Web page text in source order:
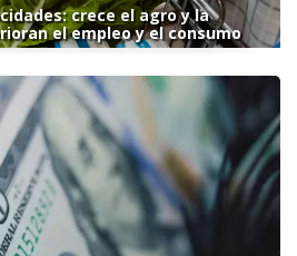
crece el agro y la
el empleo y el consumo